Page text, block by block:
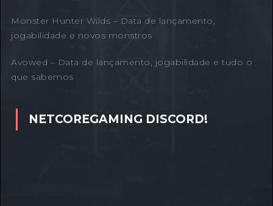
Monster Hunter Wilds – Data de lançamento,
jogabilidade e novos monstros
Avowed – Data de lançamento, jogabilidade e tudo o
que sabemos
NETCOREGAMING DISCORD!